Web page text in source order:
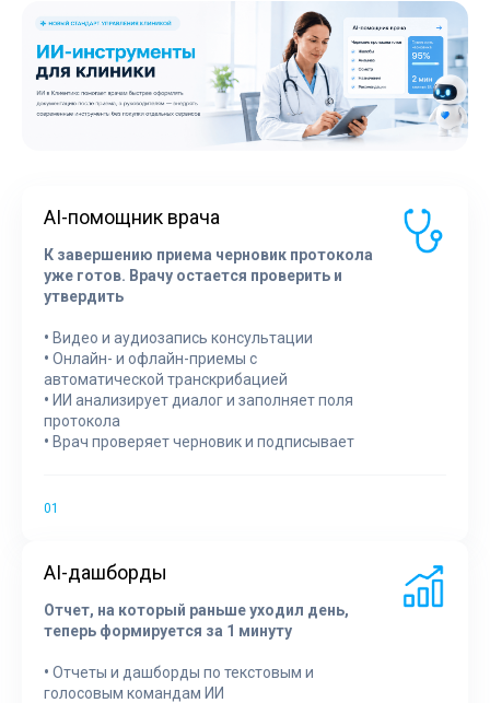
AI-помощник врача
К завершению приема черновик протокола
уже готов. Врачу остается проверить и
утвердить
• Видео и аудиозапись консультации
• Онлайн- и офлайн-приемы с
автоматической транскрибацией
• ИИ анализирует диалог и заполняет поля
протокола
• Врач проверяет черновик и подписывает
AI-дашборды
Отчет, на который раньше уходил день,
теперь формируется за 1 минуту
• Отчеты и дашборды по текстовым и
голосовым командам ИИ